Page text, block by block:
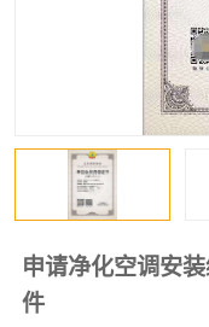
申请净化空调安
件